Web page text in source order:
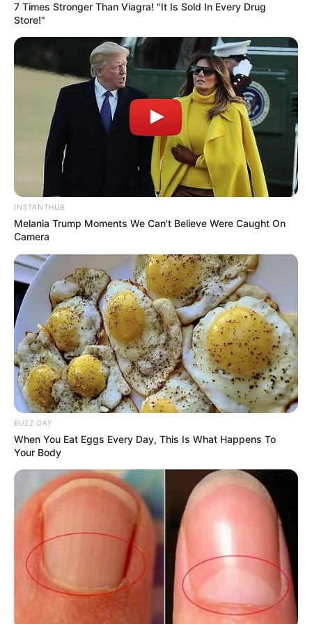
Τελευταία νέα
Εθνικό Κέντρο Αιμοδοσίας: Η προσφορά
δεν έχει εποχή αλλά αποτελεί μια
διαρκή θετική συνειδητή επιλογή
Χαλκίδα: Διασώθηκε 30χρονη μετά από
Αριστοτέλης Δαμίγος: Σε κλίμα βαθιάς
οδύνης η αποτέφρωση του συντονιστή
που έχασε τη ζωή του στη σύγκρουση
των ελικοπτέρων στην Ψάθα
Γιατί δεν υπήρχαν μικροσκοπικοί
δεινόσαυροι; – Τι αποκαλύπτουν νέες
έρευνες
τον Κόσμο, τη στιγμή που συμβαίνουν, στο
Newstok.gr
7 Times Stronger Than Viagra! "It Is Sold In Every Drug
Store!"
INSTANTHUB
Melania Trump Moments We Can't Believe Were Caught On
Camera
BUZZ DAY
When You Eat Eggs Every Day, This Is What Happens To
Your Body